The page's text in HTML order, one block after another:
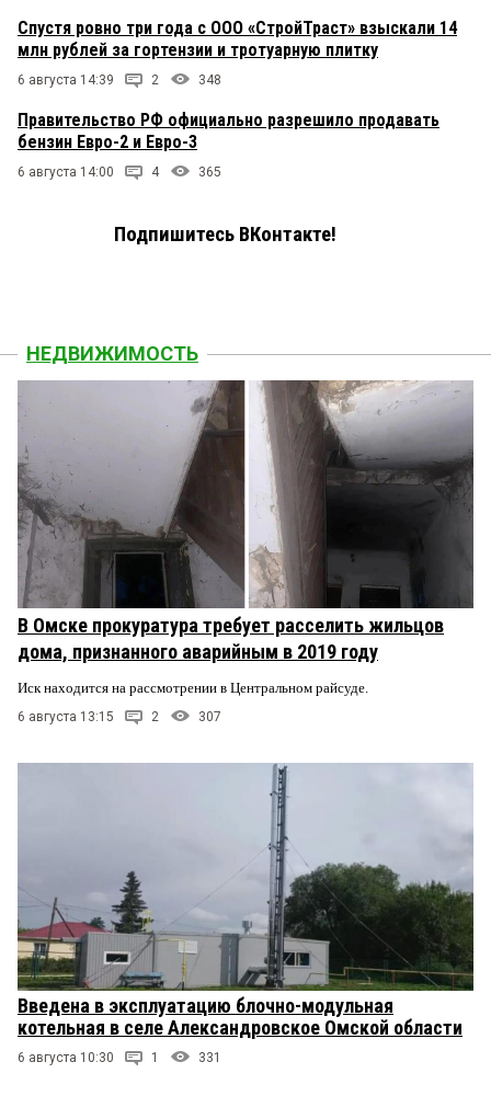
Спустя ровно три года с ООО «СтройТраст» взыскали 14
млн рублей за гортензии и тротуарную плитку
6 августа 14:39 2 348
Правительство РФ официально разрешило продавать
бензин Евро-2 и Евро-3
6 августа 14:00 4 365
Подпишитесь ВКонтакте!
НЕДВИЖИМОСТЬ
В Омске прокуратура требует расселить жильцов
дома, признанного аварийным в 2019 году
Иск находится на рассмотрении в Центральном райсуде.
6 августа 13:15 2 307
Введена в эксплуатацию блочно-модульная
котельная в селе Александровское Омской области
6 августа 10:30 1 331